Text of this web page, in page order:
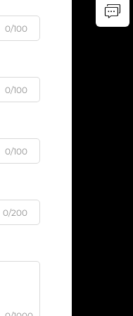
0/100
0/100
0/100
0/200